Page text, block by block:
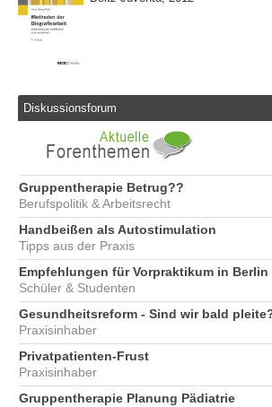
Diskussionsforum
Gruppentherapie Betrug??
Berufspolitik & Arbeitsrecht
Handbeißen als Autostimulation
Tipps aus der Praxis
Empfehlungen für Vorpraktikum in
Schüler & Studenten
Gesundheitsreform - Sind wir bald
Praxisinhaber
Privatpatienten-Frust
Praxisinhaber
Gruppentherapie Planung Pädiatrie